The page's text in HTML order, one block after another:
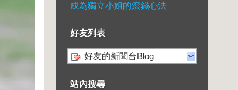
成為獨立小姐的滾錢心法
好友列表
好友的新聞台Blog
站內搜尋